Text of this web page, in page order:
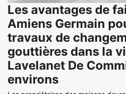
Les avantages de
Amiens Germain
travaux de
gouttières dans la
Lavelanet De
environs